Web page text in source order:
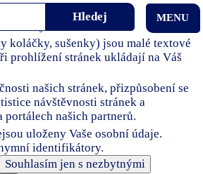
cookies
cookies.
koláčky, sušenky) jsou malé textové
prohlížení stránek ukládají na Váš
našich stránek, přizpůsobení se
návštěvnosti stránek a
portálech našich partnerů.
uloženy Vaše osobní údaje.
identifikátory.
Souhlasím jen s nezbytnými
MENU